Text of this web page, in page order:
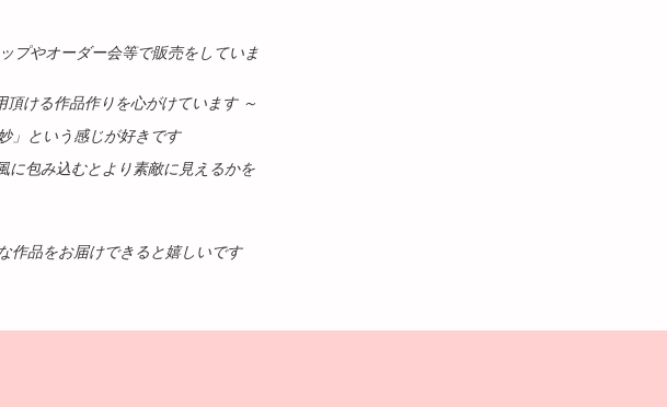
プやオーダー会等で販売をしていま
頂ける作品作りを心がけています ～
」という感じが好きです
に包み込むとより素敵に見えるかを
作品をお届けできると嬉しいです